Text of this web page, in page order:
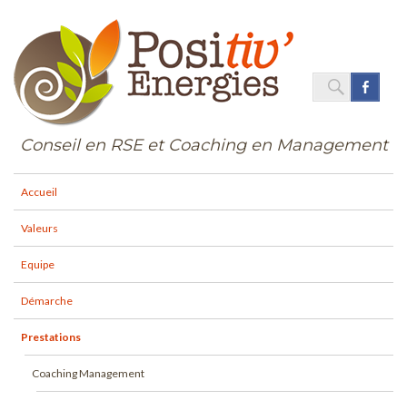
Conseil en RSE et Coaching en Management
SearchSEARCH
Accueil
Valeurs
Equipe
Démarche
Prestations
Coaching Management